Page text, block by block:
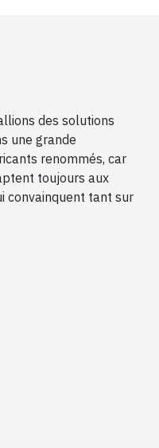
des solutions
une grande
renommés, car
toujours aux
convainquent tant sur